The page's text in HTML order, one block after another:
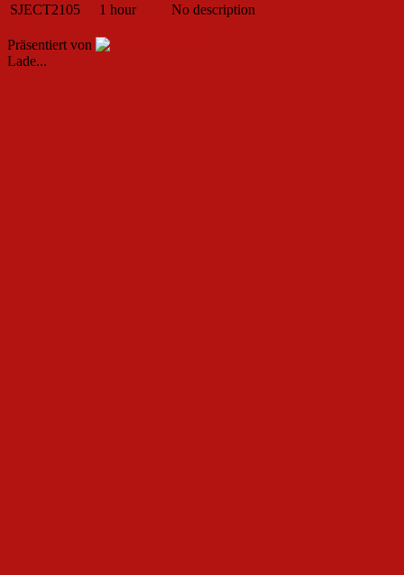
SJECT2105
1 hour
No description
Präsentiert von
Lade...